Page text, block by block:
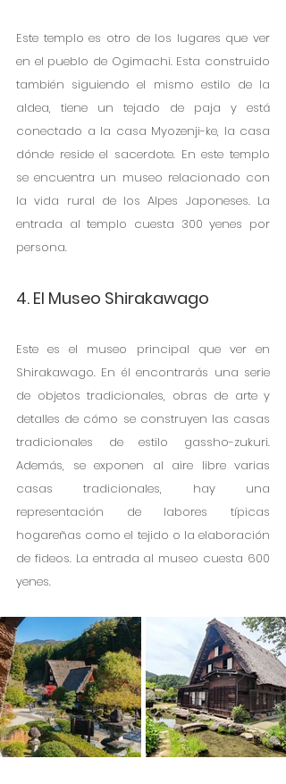
Este templo es otro de los lugares que ver
en el pueblo de Ogimachi. Esta construido
también siguiendo el mismo estilo de la
aldea, tiene un tejado de paja y está
conectado a la casa Myozenji-ke, la casa
dónde reside el sacerdote. En este templo
se encuentra un museo relacionado con
la vida rural de los Alpes Japoneses. La
entrada al templo cuesta 300 yenes por
persona.
4. El Museo Shirakawago
Este es el museo principal que ver en
Shirakawago. En él encontrarás una serie
de objetos tradicionales, obras de arte y
detalles de cómo se construyen las casas
tradicionales de estilo gassho-zukuri.
Además, se exponen al aire libre varias
casas tradicionales, hay una
representación de labores típicas
hogareñas como el tejido o la elaboración
de fideos. La entrada al museo cuesta 600
yenes.